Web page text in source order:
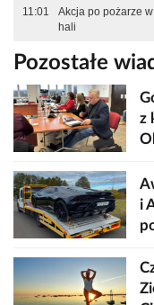
11:01
Akcja po pożarze
hali
Pozostałe
z
i